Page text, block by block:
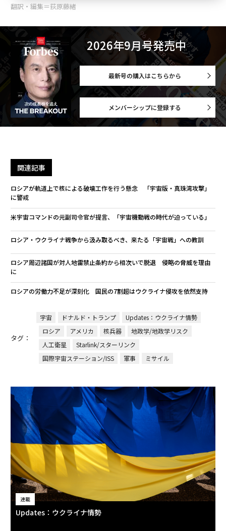
翻訳・編集＝荻原藤緒
2026年9月号発売中
最新号の購入はこちらから
メンバーシップに登録する
関連記事
ロシアが軌道上で核による破壊工作を行う懸念 「宇宙版・真珠湾攻撃」
に警戒
米宇宙コマンドの元副司令官が提言、「宇宙機動戦の時代が迫っている」
ロシア・ウクライナ戦争から汲み取るべき、来たる「宇宙戦」への教訓
ロシア周辺諸国が対人地雷禁止条約から相次いで脱退 侵略の脅威を理由
に
ロシアの労働力不足が深刻化 国民の7割超はウクライナ侵攻を依然支持
タグ：
宇宙 ドナルド・トランプ
Updates：ウクライナ情勢
ロシア
アメリカ 核兵器
地政学/地政学リスク
人工衛星
Starlink/スターリンク
国際宇宙ステーション/ISS
軍事 ミサイル
連載
Updates：ウクライナ情勢